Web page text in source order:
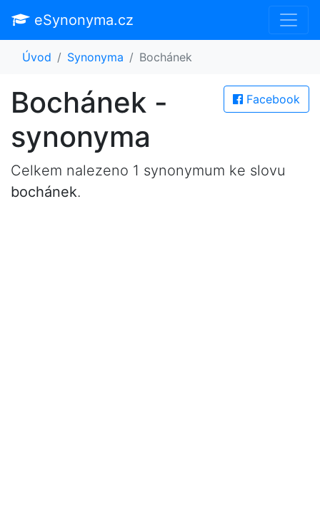
eSynonyma.cz
Úvod Synonyma Bochánek
Facebook
Bochánek -
synonyma
Celkem nalezeno 1 synonymum ke slovu
bochánek.